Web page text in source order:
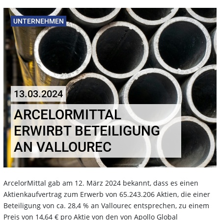
UNTERNEHMEN
13.03.2024
ARCELORMITTAL
ERWIRBT BETEILIGUNG
AN VALLOUREC
ArcelorMittal gab am 12. März 2024 bekannt, dass es einen
Aktienkaufvertrag zum Erwerb von 65.243.206 Aktien, die einer
Beteiligung von ca. 28,4 % an Vallourec entsprechen, zu einem
Preis von 14,64 € pro Aktie von den von Apollo Global